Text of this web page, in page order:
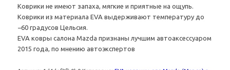
Коврики не имеют запаха, мягкие и приятные на ощупь.
Коврики из материала EVA выдерживают температуру до
−60 градусов Цельсия.
EVA ковры салона Mazda признаны лучшим автоаксессуаром
2015 года, по мнению автоэкспертов